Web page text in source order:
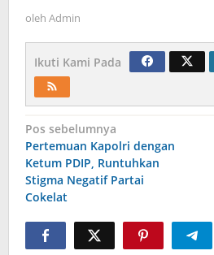
oleh Admin
Ikuti Kami Pada
Navigasi
pos
Pos sebelumnya
Pertemuan Kapolri dengan
Ketum PDIP, Runtuhkan
Stigma Negatif Partai
Cokelat